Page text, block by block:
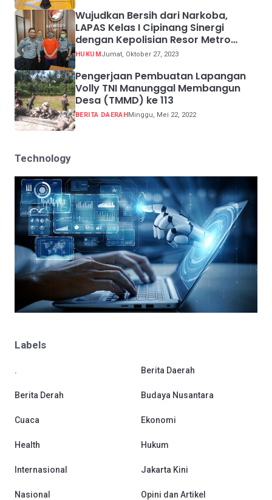
Wujudkan Bersih dari Narkoba,
LAPAS Kelas I Cipinang Sinergi
dengan Kepolisian Resor Metro
Jakarta Barat
HUKUMJumat, Oktober 27, 2023
Pengerjaan Pembuatan Lapangan
Volly TNI Manunggal Membangun
Desa (TMMD) ke 113
BERITA DAERAHMinggu, Mei 22, 2022
Technology
Labels
. Berita Daerah
Berita Derah Budaya Nusantara
Cuaca Ekonomi
Health Hukum
Internasional Jakarta Kini
Nasional Opini dan Artikel